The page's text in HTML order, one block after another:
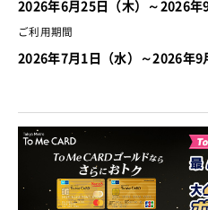
2026年6月25日（木）～2026年
ご利用期間
2026年7月1日（水）～2026年9